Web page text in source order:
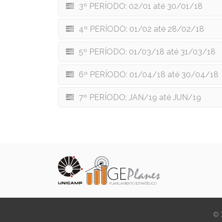
3º PERÍODO: 02/01 até 30/01/18
4º PERÍODO: 01/02 até 28/02/18
5º PERÍODO: 01/03/18 até 31/03/18
6º PERÍODO: 01/04/18 até 30/04/18
7º PERÍODO: JAN/19 até JUN/19
©